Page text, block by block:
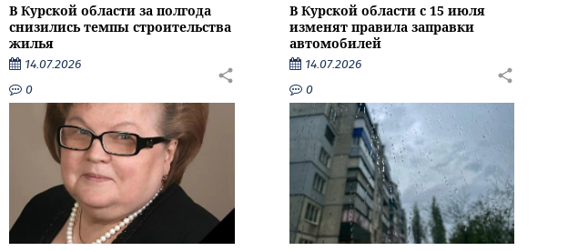
В Курской области за полгода
снизились темпы строительства
жилья
14.07.2026
0
В Курской области с 15 июля
изменят правила заправки
автомобилей
14.07.2026
0